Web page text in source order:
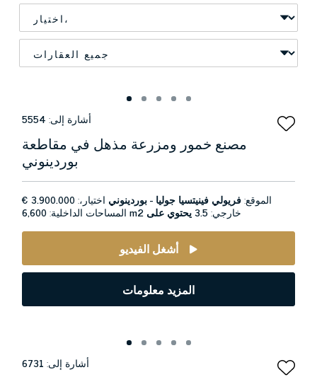
أشارة إلى: 5554
مصنع خمور ومزرعة مذهل في مقاطعة
بوردينوني
الموقع:فريولي فينيتسيا جوليا - بوردينوني اختيار،:3.900.000 €
المساحات الداخلية: 6,600 m2 خارجي:3.5 يحتوي على
أشغل الفيديو
المزيد معلومات
أشارة إلى: 6731